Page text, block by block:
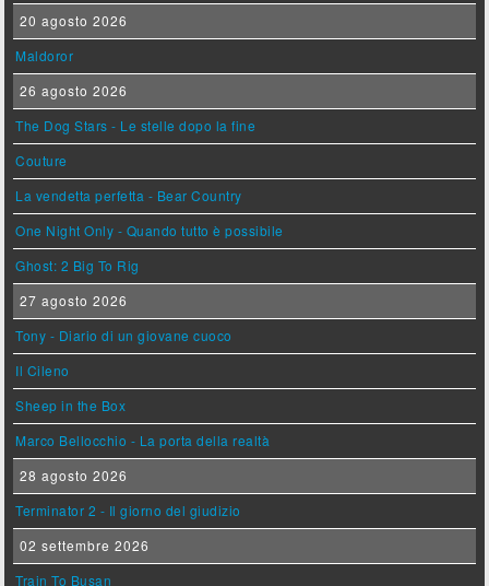
20 agosto 2026
Maldoror
26 agosto 2026
The Dog Stars - Le stelle dopo la fine
Couture
La vendetta perfetta - Bear Country
One Night Only - Quando tutto è possibile
Ghost: 2 Big To Rig
27 agosto 2026
Tony - Diario di un giovane cuoco
Il Cileno
Sheep in the Box
Marco Bellocchio - La porta della realtà
28 agosto 2026
Terminator 2 - Il giorno del giudizio
02 settembre 2026
Train To Busan